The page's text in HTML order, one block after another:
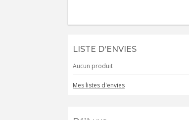
LISTE D'ENVIES
Aucun produit
Mes listes d'envies